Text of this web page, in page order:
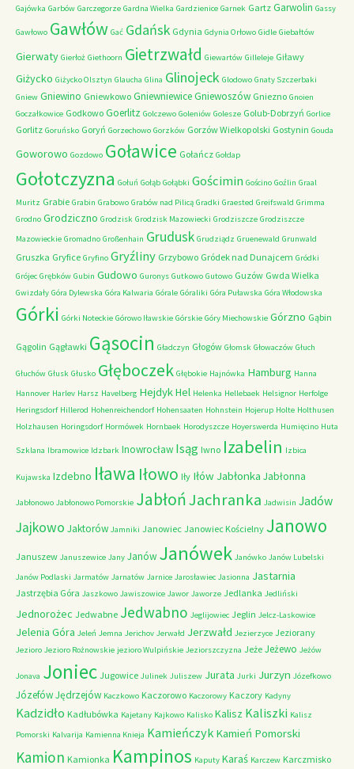
Gajówka Garbów Garczegorze Gardna Wielka Gardzienice Garnek Gartz Garwolin Gassy
Gawłowo Gawłów Gać Gdańsk Gdynia Gdynia Orłowo Gidle Giebałtów
Gierwaty Gierłoż Giethoorn Gietrzwałd Giewartów Gilleleje Giławy
Giżycko Giżycko Olsztyn Glaucha Glina Glinojeck Glodowo Gnaty Szczerbaki
Gniew Gniewino Gniewkowo GniewniewiceGniewoszów Gniezno Gnoien
Goczałkowice Godkowo Goerlitz Golczewo Goleniów Golesze Golub-Dobrzyń Gorlice
Gorlitz Goruńsko Goryń Gorzechowo Gorzków Gorzów Wielkopolski Gostynin Gouda
Goworowo Gozdowo Goławice Gołańcz Gołdap
Gołotczyzna Gołuń Gołąb Gołąbki Gościmin Gościno Goźlin Graal
Muritz Grabie Grabin Grabowo Grabów nad Pilicą Gradki Graested Greifswald Grimma
Grodno Grodziczno Grodzisk Grodzisk Mazowiecki Grodziszcze Grodziszcze
Mazowieckie Gromadno Großenhain Grudusk Grudziądz Gruenewald Grunwald
Gruszka Gryfice Gryfino Gryźliny Grzybowo Gródek nad Dunajcem Gródki
Grójec Grębków Gubin Gudowo Guronys Gutkowo Gutowo Guzów Gwda Wielka
Gwizdały Góra Dylewska Góra Kalwaria Górale Góraliki Góra Puławska Góra Włodowska
Górki Górki Noteckie Górowo Iławskie Górskie Góry Miechowskie Górzno Gąbin
Gągolin Gągławki Gąsocin Gładczyn Głogów Głomsk Głowaczów Głuch
Głuchów Głusk Głusko Głęboczek Głębokie Hajnówka Hamburg Hanna
Hannover Harlev Harsz Havelberg HejdykHel Helenka Hellebaek Helsignor Herfolge
Heringsdorf Hillerod Hohenreichendorf Hohensaaten Hohnstein Hojerup Holte Holthusen
Holzhausen Horingsdorf Hormówek Hornbaek Horodyszcze Hoyerswerda Humięcino Huta
Szklana Ibramowice Idzbark Inowrocław Isąg Iwno Izabelin Izbica
Kujawska Izdebno Iława Iłowo Iły Iłów Jabłonka Jabłonna
Jabłonowo Jabłonowo Pomorskie JabłońJachranka Jadwisin Jadów
Jajkowo Jaktorów Jamniki Janowiec Janowiec Kościelny Janowo
Januszew Januszewice Jany Janów Janówek Janówko Janów Lubelski
Janów Podlaski Jarmatów Jarnatów Jarnice Jarosławiec Jasionna Jastarnia
Jastrzębia Góra Jaszkowo Jawiszowice Jawor Jaworze Jedlanka Jedliński
Jednorożec Jedwabne Jedwabno Jeglijowiec Jeglin Jelcz-Laskowice
Jelenia Góra Jeleń Jemna Jerichov Jerwałd Jerzwałd Jezierzyce Jeziorany
Jezioro Jezioro Rożnowskie jezioro Wulpińskie Jeziorszczyzna Jeże Jeżewo Jeżów
Jonava Joniec Jugowice Julinek Juliszew Jurata Jurki Jurzyn Józefkowo
JózefówJędrzejów Kaczkowo Kaczorowo Kaczorowy Kaczory Kadyny
Kadzidło Kadłubówka Kajetany Kajkowo Kalisko Kalisz Kaliszki Kalisz
Pomorski Kalvarija Kamienna Knieja Kamieńczyk Kamień Pomorski
Kamion Kamionka Kampinos Kaputy Karaś Karczew Karczmisko